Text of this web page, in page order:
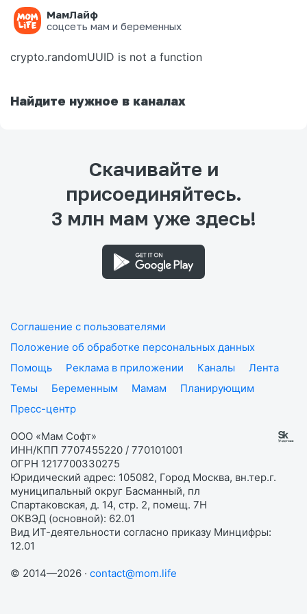
МамЛайф
соцсеть мам и беременных
Ошибка на странице
crypto.randomUUID is not a function
Найдите нужное в каналах
Скачивайте и
присоединяйтесь.
3 млн мам уже здесь!
Соглашение с пользователями
Положение об обработке персональных данных
Помощь
Реклама в приложении Каналы
Лента
Темы
Беременным Мамам
Планирующим
Пресс-центр
ООО «Мам Софт»
ИНН/КПП 7707455220 / 770101001
ОГРН 1217700330275
Юридический адрес: 105082, Город Москва, вн.тер.г.
муниципальный округ Басманный, пл
Спартаковская, д. 14, стр. 2, помещ. 7Н
ОКВЭД (основной): 62.01
Вид ИТ-деятельности согласно приказу Минцифры:
12.01
© 2014—2026 · contact@mom.life